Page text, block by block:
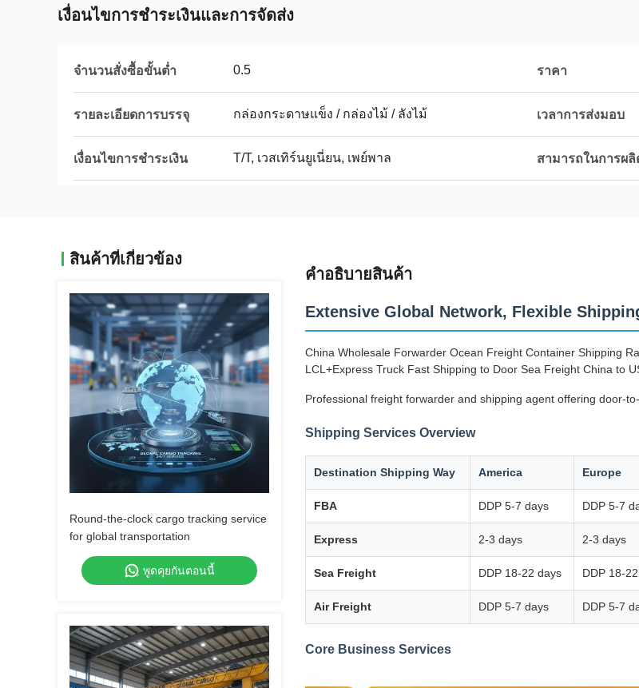
เงื่อนไขการชำระเงินและการจัดส่ง
จำนวนสั่งซื้อขั้นต่ำ 0.5 ราคา
รายละเอียดการบรรจุ กล่องกระดาษแข็ง / กล่องไม้ / ลังไม้ เวลาการส่งมอบ
เงื่อนไขการชำระเงิน T/T, เวสเทิร์นยูเนี่ยน, เพย์พาล สามารถในการผลิ
สินค้าที่เกี่ยวข้อง
Round-the-clock cargo tracking service
for global transportation
พูดคุยกันตอนนี้
คำอธิบายสินค้า
Extensive Global Network, Flexible
China Wholesale Forwarder Ocean Freight Container Shipping
LCL+Express Truck Fast Shipping to Door Sea Freight China to
Professional freight forwarder and shipping agent offering door-
Shipping Services Overview
Destination Shipping Way America Europe
FBA DDP 5-7 days DDP 5-7
Express 2-3 days 2-3 days
Sea Freight DDP 18-22 days DDP 18-
Air Freight DDP 5-7 days DDP 5-7
Core Business Services